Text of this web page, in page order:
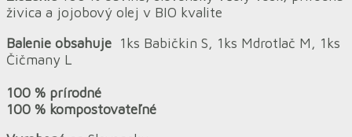
živica a jojobový olej v BIO kvalite
Balenie obsahuje 1ks Babičkin S, 1ks Mdrotlač M, 1ks
Čičmany L
100 % prírodné
100 % kompostovateľné